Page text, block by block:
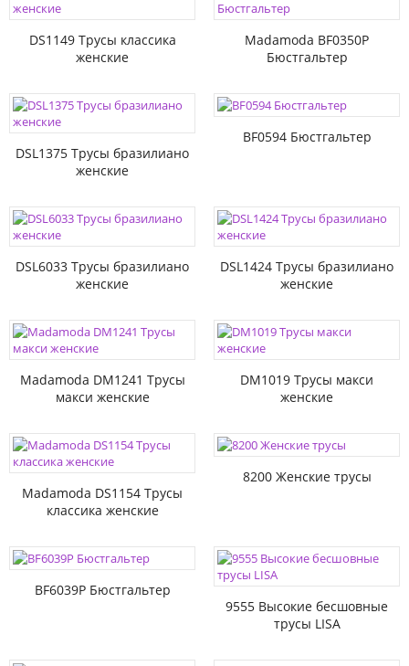
DS1149 Трусы классика
женские
Madamoda BF0350P
Бюстгальтер
DSL1375 Трусы бразилиано
женские
BF0594 Бюстгальтер
DSL6033 Трусы бразилиано
женские
DSL1424 Трусы бразилиано
женские
Madamoda DM1241 Трусы
макси женские
DM1019 Трусы макси
женские
Madamoda DS1154 Трусы
классика женские
8200 Женские трусы
BF6039P Бюстгальтер
9555 Высокие бесшовные
трусы LISA